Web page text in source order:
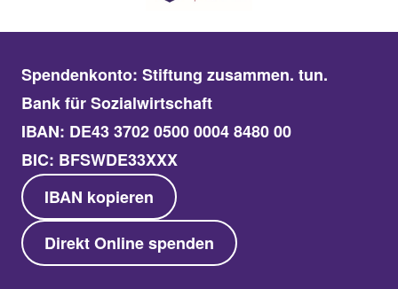
Spendenkonto: Stiftung zusammen. tun.
Bank für Sozialwirtschaft
IBAN: DE43 3702 0500 0004 8480 00
BIC: BFSWDE33XXX
IBAN kopieren
Direkt Online spenden